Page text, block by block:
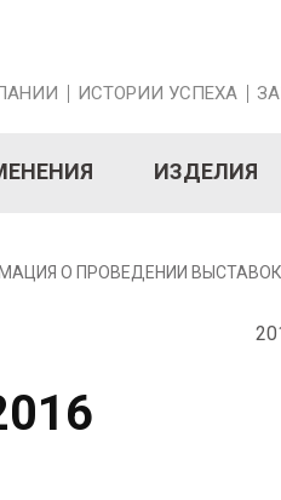
ИСТОРИИ УСПЕХА
ИЗДЕЛИЯ
О ПРОВЕДЕНИИ ВЫСТАВОК